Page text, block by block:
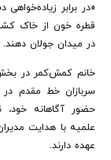
«در برابر
قطره خون از خاک
در میدان جولان دهند.
خانم کمش‌کمر در
سربازان خط مقدم در
حضور آگاهانه خود،
علمیه با هدایت
عهده دارند.